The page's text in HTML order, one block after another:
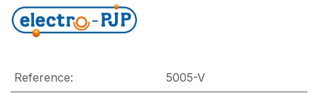
Reference: 5005-V